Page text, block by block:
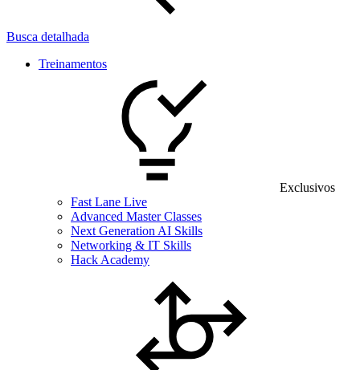
Busca detalhada
Treinamentos
Exclusivos
Fast Lane Live
Advanced Master Classes
Next Generation AI Skills
Networking & IT Skills
Hack Academy